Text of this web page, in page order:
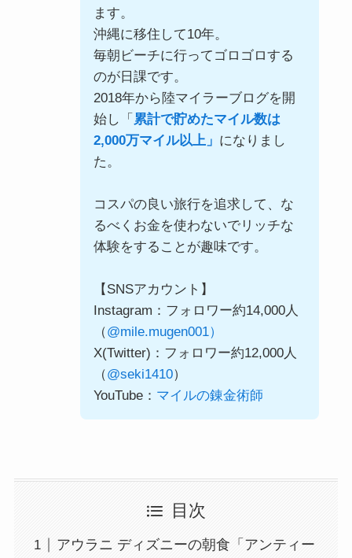
ます。
沖縄に移住して10年。
毎朝ビーチに行ってゴロゴロする
のが日課です。
2018年から陸マイラーブログを開
始し「 累計で貯めたマイル数は
2,000万マイル以上」 になりまし
た。
コスパの良い旅行を追求して、な
るべくお金を使わないでリッチな
体験をすることが趣味です。
【SNSアカウント】
Instagram：フォロワー約14,000人
（@mile.mugen001）
X(Twitter)：フォロワー約12,000人
（@seki1410）
YouTube： マイルの錬金術師
目次
アウラニ ディズニーの朝食「アンティー